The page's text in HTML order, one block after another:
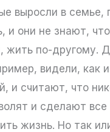
выросли в семье,
и они не знают,
жить по-другому.
видели, как
и считают, что
и сделают
жизнь. Но так